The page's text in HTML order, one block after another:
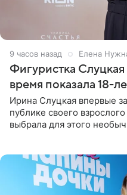
9 часов назад Елена
Фигуристка
время показала 18-
Ирина Слуцкая впервые
публике своего
выбрала для этого